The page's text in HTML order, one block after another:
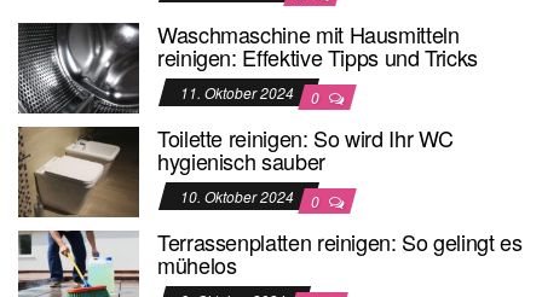
Waschmaschine mit Hausmitteln
reinigen: Effektive Tipps und Tricks
11. Oktober 2024 0
Toilette reinigen: So wird Ihr WC
hygienisch sauber
10. Oktober 2024 0
Terrassenplatten reinigen: So gelingt es
mühelos